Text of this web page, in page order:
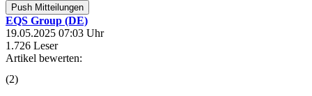
Push Mitteilungen
EQS Group (DE)
19.05.2025 07:03 Uhr
1.726 Leser
Artikel bewerten:
(2)